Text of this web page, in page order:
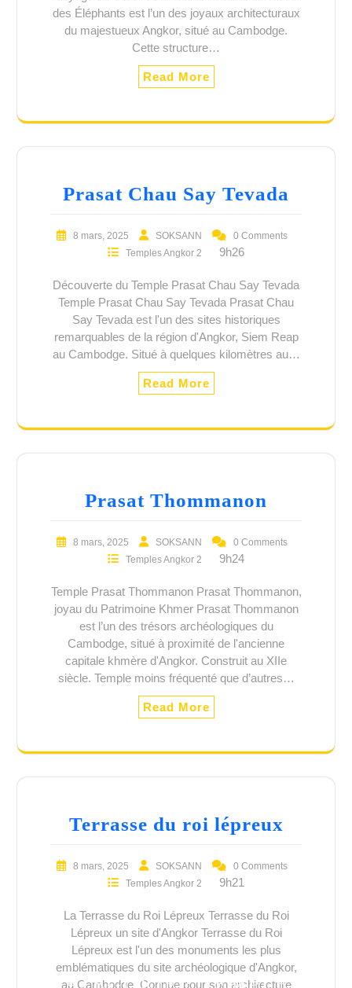
CATÉGORIE :TEMPLES
des Éléphants est l’un des joyaux architecturaux
du majestueux Angkor, situé au Cambodge.
Cette structure…
Read More
Prasat Chau Say Tevada
8 mars, 2025 SOKSANN
0 Comments
Temples Angkor 2
9h26
Découverte du Temple Prasat Chau Say Tevada
Temple Prasat Chau Say Tevada Prasat Chau
Say Tevada est l'un des sites historiques
remarquables de la région d'Angkor, Siem Reap
au Cambodge. Situé à quelques kilomètres au…
Read More
Prasat Thommanon
8 mars, 2025 SOKSANN
0 Comments
Temples Angkor 2
9h24
Temple Prasat Thommanon Prasat Thommanon,
joyau du Patrimoine Khmer Prasat Thommanon
est l’un des trésors archéologiques du
Cambodge, situé à proximité de l'ancienne
capitale khmère d'Angkor. Construit au XIIe
siècle. Temple moins fréquenté que d’autres…
Read More
Terrasse du roi lépreux
8 mars, 2025 SOKSANN
0 Comments
Temples Angkor 2
9h21
La Terrasse du Roi Lépreux Terrasse du Roi
Lépreux un site d'Angkor Terrasse du Roi
Lépreux est l'un des monuments les plus
emblématiques du site archéologique d'Angkor,
au Cambodge. Connue pour son architecture